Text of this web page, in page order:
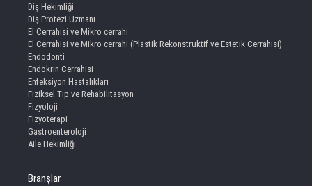
Diş Hekimliği
Diş Protezi Uzmanı
El Cerrahisi ve Mikro cerrahi
El Cerrahisi ve Mikro cerrahi (Plastik Rekonstruktif ve Estetik Cerrahisi)
Endodonti
Endokrin Cerrahisi
Enfeksiyon Hastalıkları
Fiziksel Tıp ve Rehabilitasyon
Fizyoloji
Fizyoterapi
Gastroenteroloji
Aile Hekimliği
Branşlar